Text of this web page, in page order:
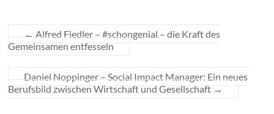
← Alfred Fiedler – #schongenial – die Kraft des
Gemeinsamen entfesseln
Daniel Noppinger – Social Impact Manager: Ein neues
Berufsbild zwischen Wirtschaft und Gesellschaft →